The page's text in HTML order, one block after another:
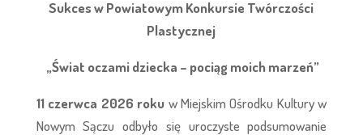
Sukces w Powiatowym Konkursie Twórczości
Plastycznej
„Świat oczami dziecka – pociąg moich marzeń”
11 czerwca 2026 roku w Miejskim Ośrodku Kultury w
Nowym Sączu odbyło się uroczyste podsumowanie